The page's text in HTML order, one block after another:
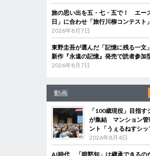
旅の思い出を五・七・五で！ エー
日」に合わせ「旅行川柳コンテスト
2026年8月7日
東野圭吾が選んだ「記憶に残る一
新作『永遠の記憶』発売で読者参加
2026年8月7日
動画
「100歳現役」目指
が集結 マンション管
ント「うぇるねすシッ
2026年8月4日
AI時代、「暗黙知」は継承できる